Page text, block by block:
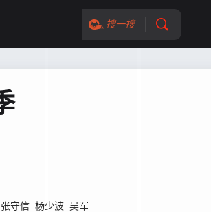
搜一搜
张守信 杨少波 吴军